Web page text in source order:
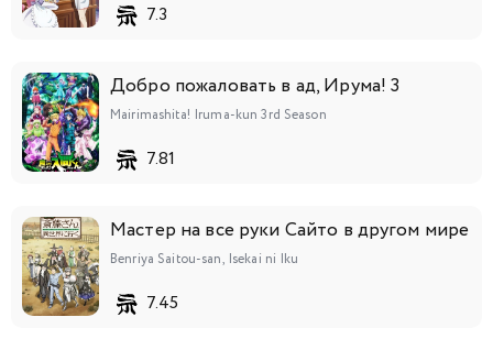
7.3
Добро пожаловать в ад, Ирума! 3
Mairimashita! Iruma-kun 3rd Season
7.81
Мастер на все руки Сайто в другом мире
Benriya Saitou-san, Isekai ni Iku
7.45